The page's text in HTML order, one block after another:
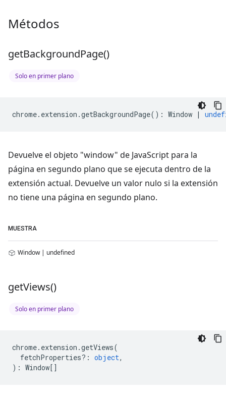
Métodos
getBackgroundPage()
Solo en primer plano
chrome. extension .getBackgroundPage() : Window |
Devuelve el objeto "window" de JavaScript para la
página en segundo plano que se ejecuta dentro de la
extensión actual. Devuelve un valor nulo si la extensión
no tiene una página en segundo plano.
MUESTRA
Window | undefined
getViews()
Solo en primer plano
chrome. extension .getViews(
fetchProperties? : object,
) : Window[]